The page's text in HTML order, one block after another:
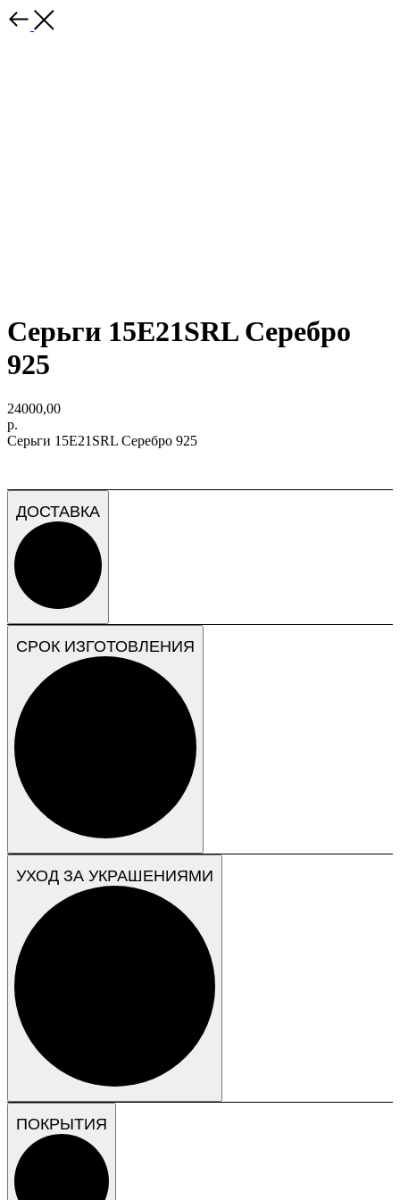
Серьги 15E21SRL Серебро
925
24000,00
р.
Серьги 15E21SRL Серебро 925
ДОСТАВКА
СРОК ИЗГОТОВЛЕНИЯ
УХОД ЗА УКРАШЕНИЯМИ
ПОКРЫТИЯ